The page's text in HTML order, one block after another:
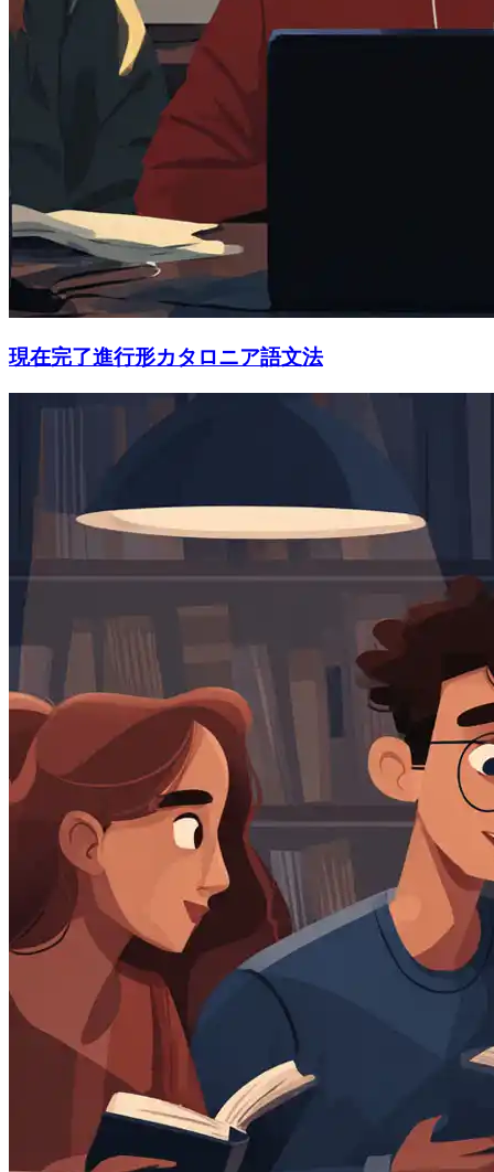
現在完了進行形カタロニア語文法